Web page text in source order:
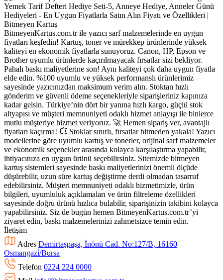
BitmeyenKartus.com.tr ile yazıcı sarf malzemelerinde en uygun
fiyatları keşfedin! Kartuş, toner ve mürekkep ürünlerinde yüksek
kaliteyi en ekonomik fiyatlarla sunuyoruz. Canon, HP, Epson ve
Brother uyumlu ürünlerde kaçırılmayacak fırsatlar sizi bekliyor.
Pahalı baskı maliyetlerine son! Aynı kaliteyi çok daha uygun fiyatla
elde edin. %100 uyumlu ve yüksek performanslı ürünlerimiz
sayesinde yazıcınızdan maksimum verim alın. Stoktan hızlı
gönderim ve güvenli ödeme seçenekleriyle siparişleriniz kapınıza
kadar gelsin. Türkiye’nin dört bir yanına hızlı kargo, güçlü stok
altyapısı ve müşteri memnuniyeti odaklı hizmet anlayışı ile binlerce
mutlu müşteriye hizmet veriyoruz. 🚀 Hemen sipariş ver, avantajlı
fiyatları kaçırma! 💥 Stoklar sınırlı, fırsatlar bitmeden yakala! Yazıcı
modellerine göre uyumlu kartuş ve tonerler, orijinal sarf malzemeler
ve ekonomik seçenekler arasında kolayca karşılaştırma yapabilir,
ihtiyacınıza en uygun ürünü seçebilirsiniz. Sitemizde bitmeyen
kartuş sistemleri sayesinde baskı maliyetlerinizi önemli ölçüde
düşürebilir, uzun süre kartuş değiştirme derdi olmadan tasarruf
edebilirsiniz. Müşteri memnuniyeti odaklı hizmetimizle, ürün
bilgileri, uyumluluk açıklamaları ve ürün filtreleme özellikleri
sayesinde doğru ürünü hızlıca bulabilir, siparişinizin takibini kolayca
yapabilirsiniz. Siz de bugün hemen BitmeyenKartus.com.tr’yi
ziyaret edin, baskı malzemelerinizi zahmetsizce temin edin.
İletişim
Adres Demirtaşpaşa, İnönü Cad. No:127/B, 16160
Osmangazi̇/Bursa
Telefon 0224 224 0000